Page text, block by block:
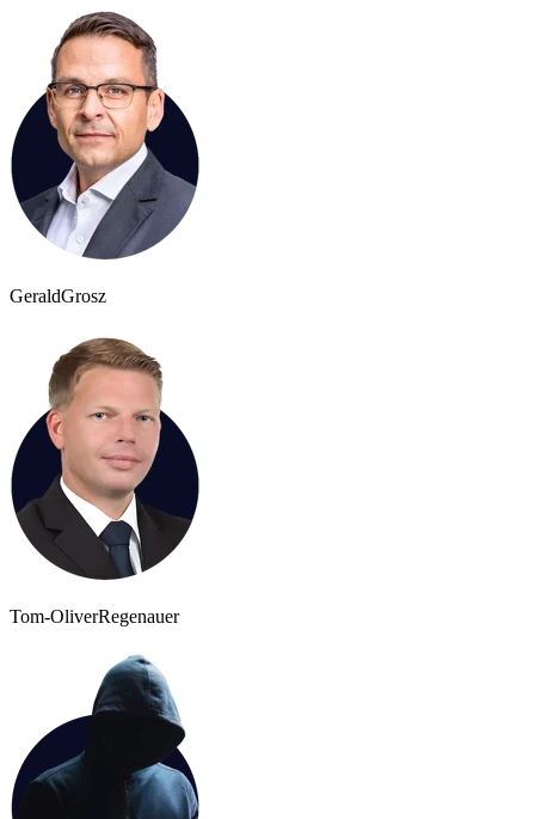
GeraldGrosz
Tom-OliverRegenauer